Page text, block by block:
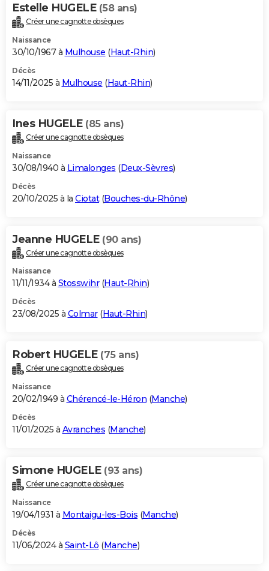
Bricolage
Lifestyle
Culture
Sport
Auto
Television
Voyage
Cinema
Estelle HUGELE (58 ans)
Créer une cagnotte obsèques
Naissance
30/10/1967 à Mulhouse (Haut-Rhin)
Décès
14/11/2025 à Mulhouse (Haut-Rhin)
Ines HUGELE (85 ans)
Créer une cagnotte obsèques
Naissance
30/08/1940 à Limalonges (Deux-Sèvres)
Décès
20/10/2025 à la Ciotat(Bouches-du-Rhône)
Jeanne HUGELE (90 ans)
Créer une cagnotte obsèques
Naissance
11/11/1934 à Stosswihr(Haut-Rhin)
Décès
23/08/2025 à Colmar(Haut-Rhin)
Robert HUGELE (75 ans)
Créer une cagnotte obsèques
Naissance
20/02/1949 à Chérencé-le-Héron (Manche)
Décès
11/01/2025 à Avranches (Manche)
Simone HUGELE (93 ans)
Créer une cagnotte obsèques
Naissance
19/04/1931 à Montaigu-les-Bois (Manche)
Décès
11/06/2024 à Saint-Lô (Manche)